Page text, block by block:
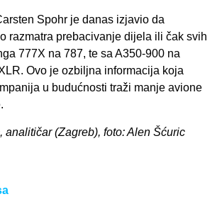
Spohr je danas izjavio da
razmatra prebacivanje dijela ili čak svih
777X na 787, te sa A350-900 na
Ovo je ozbiljna informacija koja
u budućnosti traži manje avione
analitičar (Zagreb), foto: Alen Šćuric